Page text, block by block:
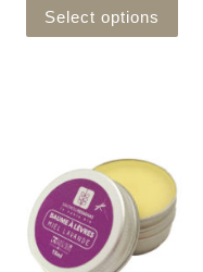
Select options